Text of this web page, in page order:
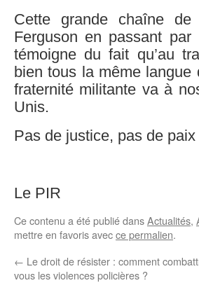
Cette grande chaîne
Ferguson en passant
témoigne du fait qu’au
bien tous la même
fraternité militante va à
Unis.
Pas de justice, pas de paix
Le PIR
Ce contenu a été publié dansActualités,
mettre en favoris avecce permalien.
← Le droit de résister : comment
vous les violences policières ?